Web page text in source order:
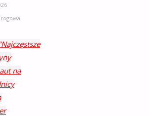
"Najczęstsze
na